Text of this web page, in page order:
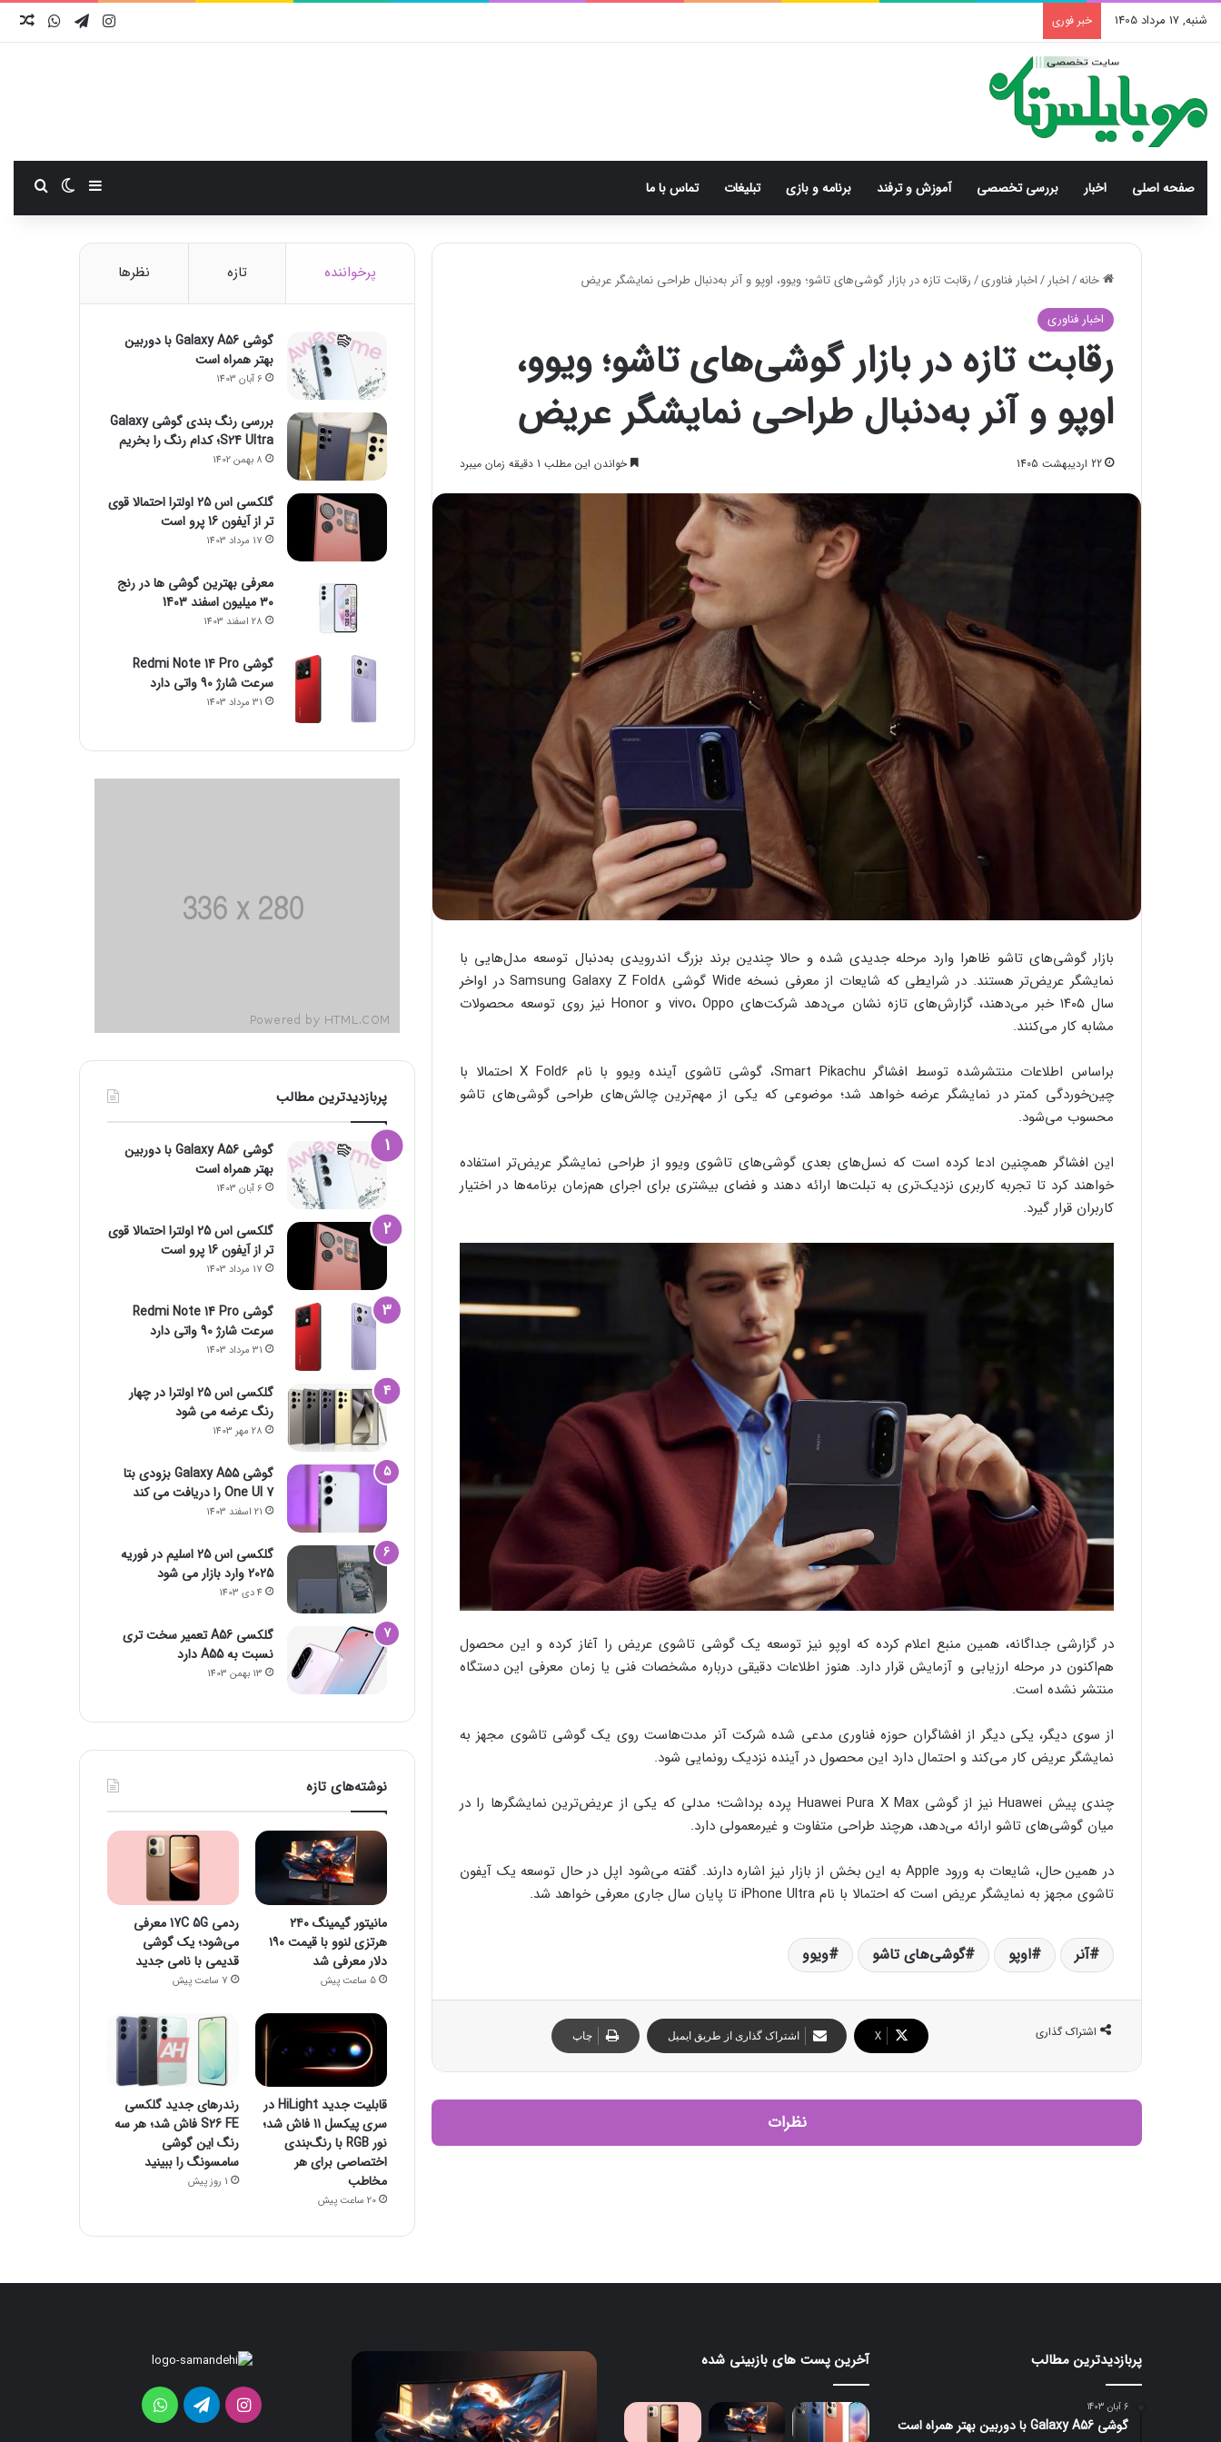
شنبه, 17 مرداد 1405 خبر فوری اینستاگرام
تلگرام واتس
صفحه اصلی اخبار بررسی‌ تخصصی آموزش و ترفند برنامه و بازی تبلیغات تماس با ما سایدبارتغییر
خانه/اخبار/اخبار فناوری/رقابت تازه در بازار گوشی‌های تاشو؛ ویوو، اوپو و آنر به‌دنبال طراحی نمایشگر عریض
اخبار فناوری
رقابت تازه در بازار گوشی‌های تاشو؛ ویوو،
اوپو و آنر به‌دنبال طراحی نمایشگر عریض
22 اردیبهشت 1405 خواندن این مطلب 1 دقیقه زمان میبرد
بازار گوشی‌های تاشو ظاهرا وارد مرحله جدیدی شده و حالا چندین برند بزرگ اندرویدی به‌دنبال توسعه مدل‌هایی با
نمایشگر عریض‌تر هستند. در شرایطی که شایعات از معرفی نسخه Wide گوشی Samsung Galaxy Z Fold8 در اواخر
سال ۱۴۰۵ خبر می‌دهند، گزارش‌های تازه نشان می‌دهد شرکت‌های
vivo، Oppo و Honor نیز روی توسعه محصولات
مشابه کار می‌کنند.
براساس اطلاعات منتشرشده توسط افشاگر Smart Pikachu، گوشی تاشوی آینده ویوو با نام X Fold6 احتمالا با
چین‌خوردگی کمتر در نمایشگر عرضه خواهد شد؛ موضوعی که یکی از مهم‌ترین چالش‌های طراحی گوشی‌های تاشو
محسوب می‌شود.
این افشاگر همچنین ادعا کرده است که نسل‌های بعدی گوشی‌های تاشوی ویوو از طراحی نمایشگر عریض‌تر استفاده
خواهند کرد تا تجربه کاربری نزدیک‌تری به تبلت‌ها ارائه دهند و فضای بیشتری برای اجرای هم‌زمان برنامه‌ها در اختیار
کاربران قرار گیرد.
در گزارشی جداگانه، همین منبع اعلام کرده که اوپو نیز توسعه یک گوشی تاشوی عریض را آغاز کرده و این محصول
هم‌اکنون در مرحله ارزیابی و آزمایش قرار دارد. هنوز اطلاعات دقیقی درباره مشخصات فنی یا زمان معرفی این دستگاه
منتشر نشده است.
از سوی دیگر، یکی دیگر از افشاگران حوزه فناوری مدعی شده شرکت آنر مدت‌هاست روی یک گوشی تاشوی مجهز به
نمایشگر عریض کار می‌کند و احتمال دارد این محصول در آینده نزدیک رونمایی شود.
چندی پیش Huawei
نیز از گوشی Huawei Pura X Max پرده برداشت؛ مدلی که یکی از عریض‌ترین نمایشگرها را در
میان گوشی‌های تاشو ارائه می‌دهد، هرچند طراحی متفاوت و غیرمعمولی دارد.
در همین حال، شایعات به ورود Appleبه این بخش از بازار نیز اشاره دارند. گفته می‌شود اپل در حال توسعه یک آیفون
تاشوی مجهز به نمایشگر عریض است که احتمالا با نام iPhone Ultra تا پایان سال جاری معرفی خواهد شد.
آنر اوپو گوشی‌های تاشو ویوو
اشتراک گذاری X اشتراک گذاری از طریق ایمیل چاپ
نظرات
پرخواننده تازه نظرها
گوشی Galaxy A56 با دوربین
بهتر همراه است
6 آبان 1403
بررسی رنگ بندی گوشی Galaxy
S24 Ultra؛ کدام رنگ را بخریم
8 بهمن 1402
گلکسی اس 25 اولترا احتمالا قوی
تر از آیفون 16 پرو است
17 مرداد 1403
معرفی بهترین گوشی ها در رنج
۳۰ میلیون اسفند 1403
28 اسفند 1403
گوشی Redmi Note 14 Pro
سرعت شارژ 90 واتی دارد
31 مرداد 1403
پربازدیدترین مطالب
گوشی Galaxy A56 با دوربین
بهتر همراه است
6 آبان 1403
گلکسی اس 25 اولترا احتمالا قوی
تر از آیفون 16 پرو است
17 مرداد 1403
گوشی Redmi Note 14 Pro
سرعت شارژ 90 واتی دارد
31 مرداد 1403
گلکسی اس 25 اولترا در چهار
رنگ عرضه می شود
28 مهر 1403
گوشی Galaxy A55 بزودی بتا
One UI 7 را دریافت می کند
21 اسفند 1403
گلکسی اس 25 اسلیم در فوریه
2025 وارد بازار می شود
4 دی 1403
گلکسی A56 تعمیر سخت تری
نسبت به A55 دارد
13 بهمن 1403
نوشته‌های تازه
مانیتور گیمینگ ۲۴۰
هرتزی لنوو با قیمت ۱۹۰
دلار معرفی شد
5 ساعت پیش
ردمی 17C 5G معرفی
می‌شود؛ یک گوشی
قدیمی با نامی جدید
7 ساعت پیش
قابلیت جدید HiLight در
سری پیکسل 11 فاش شد؛
نور RGB با رنگ‌بندی
اختصاصی برای هر
مخاطب
20 ساعت پیش
رندرهای جدید گلکسی
S26 FE فاش شد؛ هر سه
رنگ این گوشی
سامسونگ را ببینید
1 روز پیش
پربازدیدترین مطالب
6 آبان 1403
گوشی Galaxy A56 با دوربین بهتر همراه است
آخرین پست های بازبینی شده
رندرهای
S26
ردمی
۱۷
با
باتری
۷۵۰۰
مانیتور
گیمینگ
اینستاگرامتلگرام واتس